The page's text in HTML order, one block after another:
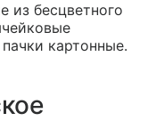
из бесцветного
картонные.